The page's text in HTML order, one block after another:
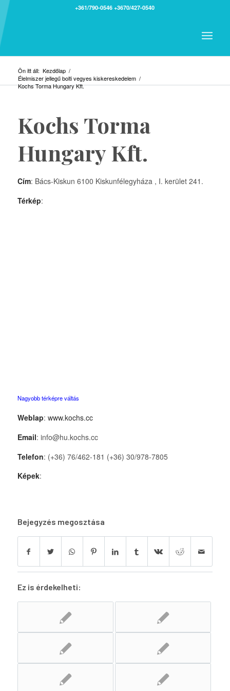
+361/790-0546 +3670/427-0540
Ön itt áll: Kezdőlap /
Élelmiszer jellegű bolti vegyes kiskereskedelem /
Kochs Torma Hungary Kft.
Kochs Torma
Hungary Kft.
Cím: Bács-Kiskun 6100 Kiskunfélegyháza , I. kerület 241.
Térkép:
Nagyobb térképre váltás
Weblap: www.kochs.cc
Email: info@hu.kochs.cc
Telefon: (+36) 76/462-181 (+36) 30/978-7805
Képek:
Bejegyzés megosztása
Ez is érdekelheti: